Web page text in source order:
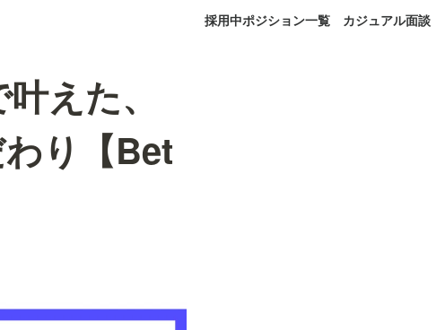
採用中ポジション一覧 カジュアル面談
えた、
り【Bet